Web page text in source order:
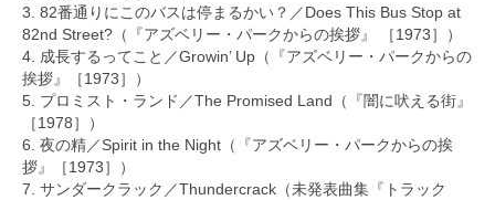
3. 82番通りにこのバスは停まるかい？／Does This Bus Stop at
82nd Street?（『アズベリー・パークからの挨拶』 ［1973］）
4. 成長するってこと／Growin’ Up（『アズベリー・パークからの
挨拶』［1973］）
5. プロミスト・ランド／The Promised Land（『闇に吠える街』
［1978］）
6. 夜の精／Spirit in the Night（『アズベリー・パークからの挨
拶』［1973］）
7. サンダークラック／Thundercrack（未発表曲集『トラック